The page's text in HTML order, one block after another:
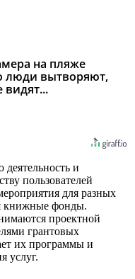
на пляже
люди вытворяют,
видят...
и
пользователей
для разных
книжные фонды.
проектной
грантовых
их программы и
услуг.